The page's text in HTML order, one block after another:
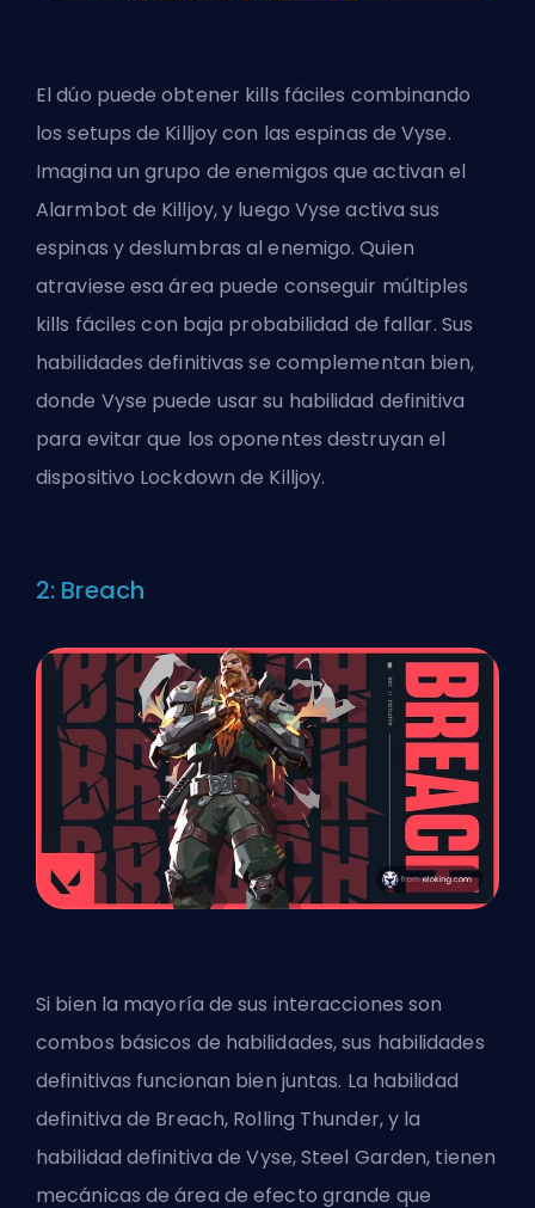
El dúo puede obtener kills fáciles combinando
los setups de Killjoy con las espinas de Vyse.
Imagina un grupo de enemigos que activan el
Alarmbot de Killjoy, y luego Vyse activa sus
espinas y deslumbras al enemigo. Quien
atraviese esa área puede conseguir múltiples
kills fáciles con baja probabilidad de fallar. Sus
habilidades definitivas se complementan bien,
donde Vyse puede usar su habilidad definitiva
para evitar que los oponentes destruyan el
dispositivo Lockdown de Killjoy.
2: Breach
Si bien la mayoría de sus interacciones son
combos básicos de habilidades, sus habilidades
definitivas funcionan bien juntas. La habilidad
definitiva de Breach, Rolling Thunder, y la
habilidad definitiva de Vyse, Steel Garden, tienen
mecánicas de área de efecto grande que